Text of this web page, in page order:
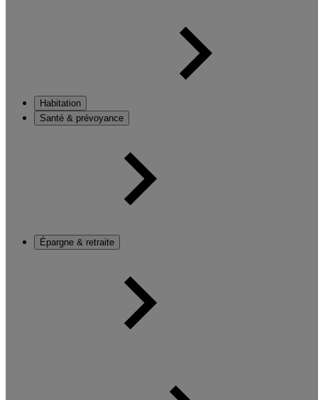
Habitation
Santé & prévoyance
Épargne & retraite